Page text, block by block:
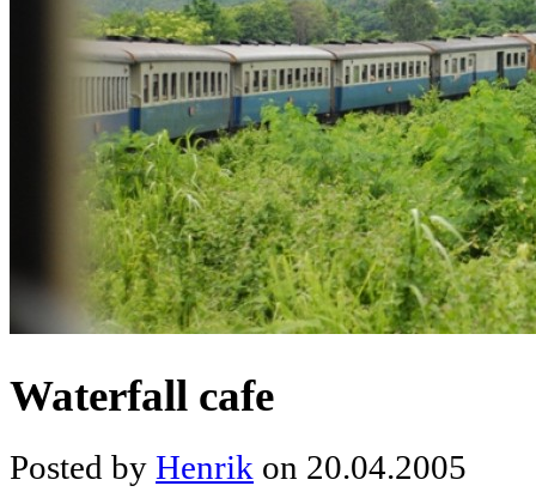
Waterfall cafe
Posted by Henrik on 20.04.2005